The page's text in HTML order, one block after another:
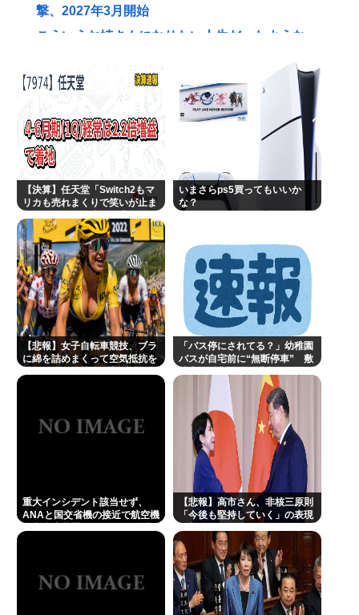
撃、2027年3月開始
こういうお姉さんになりたい人生だったような
パズー「お父さん嘘つき呼ばわりされて死んじゃっ
た」ってセリフあるけど、どんな自殺方法だった
の？
【高市朗報】実質賃金、ぐんぐん上昇！6ヶ月連続増
加。いよいよ国民も豊かさを実感か？インフレ加速
しなければ
【東京】睡眠時無呼吸症候群診断後に死亡事故=運転
の無職男（34）、独断で治療中断-危険運転致死罪適
用も
ディズニーのおいなり巻（600円）、卑猥すぎて賛否
両論www
伊集院光が日刊スポーツの見出しに2度激怒「朝日新
聞系の新聞をやめる」と言い出した背景
5年前のNHK性加害の出演者は「今も普通の顔して芸
能活動してる」ネット「受信料を取るくらいなら詳
【画像】村重杏奈さん(30)のおぱーいがコチラwww
三浦マイルド「その姿は、紛れもなく芸人でした」
清水良太郎さんのステージ回想し追悼
Powered by livedoor 相互RSS
【決算】任天堂「Switch2もマ
リカも売れまくりで笑いが止ま
前年同期比2.2倍の2061億円に
いまさらps5買ってもいいか
な？
【悲報】女子自転車競技、ブラ
に綿を詰めまくって空気抵抗を
「バス停にされてる？」幼稚園
バスが自宅前に“無断停車” 敷
「我慢の限界」
重大インシデント該当せず、
ANAと国交省機の接近で航空機
【悲報】高市さん、非核三原則
「今後も堅持していく」の表現